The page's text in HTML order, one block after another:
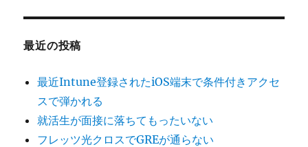
を
す
る
最近の投稿
最近Intune登録されたiOS端末で条件付きアクセ
スで弾かれる
就活生が面接に落ちてもったいない
フレッツ光クロスでGREが通らない